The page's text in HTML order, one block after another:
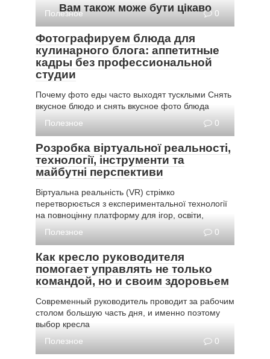
Вам також може бути цікаво
Полезное 0
Фотографируем блюда для
кулинарного блога: аппетитные
кадры без профессиональной
студии
Почему фото еды часто выходят тусклыми Снять
вкусное блюдо и снять вкусное фото блюда
Полезное
0
Розробка віртуальної реальності,
технології, інструменти та
майбутні перспективи
Віртуальна реальність (VR) стрімко
перетворюється з експериментальної технології
на повноцінну платформу для ігор, освіти,
Полезное
0
Как кресло руководителя
помогает управлять не только
командой, но и своим здоровьем
Современный руководитель проводит за рабочим
столом большую часть дня, и именно поэтому
выбор кресла
Полезное
0